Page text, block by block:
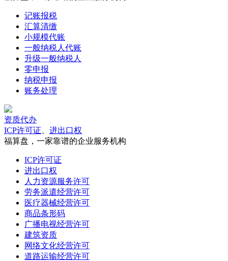
记账报税
汇算清缴
小规模代账
一般纳税人代账
升级一般纳税人
零申报
纳税申报
账务处理
资质代办
ICP许可证
进出口权
福算盘，一家靠谱的企业服务机构
ICP许可证
进出口权
人力资源服务许可
劳务派遣经营许可
医疗器械经营许可
商品条形码
广播电视经营许可
建筑资质
网络文化经营许可
道路运输经营许可